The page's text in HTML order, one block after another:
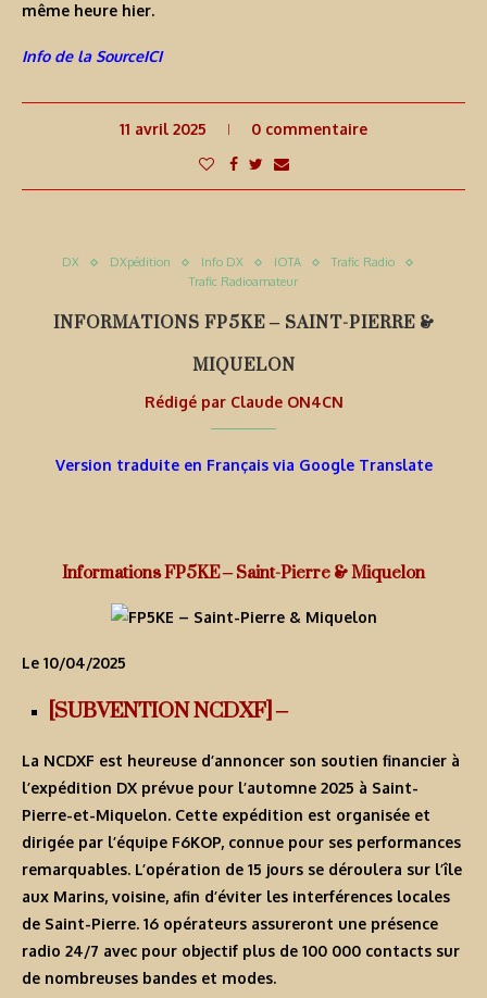
même heure hier.
Info de la SourceICI
11 avril 2025 0 commentaire
DX DXpédition Info DX IOTA
Trafic Radio
Trafic Radioamateur
INFORMATIONS FP5KE – SAINT-PIERRE &
MIQUELON
Rédigé par Claude ON4CN
Version traduite en Français via Google Translate
Informations FP5KE – Saint-Pierre & Miquelon
Le 10/04/2025
[SUBVENTION NCDXF] –
La NCDXF est heureuse d’annoncer son soutien financier à
l’expédition DX prévue pour l’automne 2025 à Saint-
Pierre-et-Miquelon. Cette expédition est organisée et
dirigée par l’équipe F6KOP, connue pour ses performances
remarquables. L’opération de 15 jours se déroulera sur l’île
aux Marins, voisine, afin d’éviter les interférences locales
de Saint-Pierre. 16 opérateurs assureront une présence
radio 24/7 avec pour objectif plus de 100 000 contacts sur
de nombreuses bandes et modes.